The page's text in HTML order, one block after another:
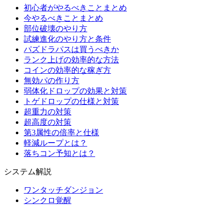
初心者がやるべきことまとめ
今やるべきことまとめ
部位破壊のやり方
試練進化のやり方と条件
パズドラパスは買うべきか
ランク上げの効率的な方法
コインの効率的な稼ぎ方
無効パの作り方
弱体化ドロップの効果と対策
トゲドロップの仕様と対策
超重力の対策
超高度の対策
第3属性の倍率と仕様
軽減ループとは？
落ちコン予知とは？
システム解説
ワンタッチダンジョン
シンクロ覚醒